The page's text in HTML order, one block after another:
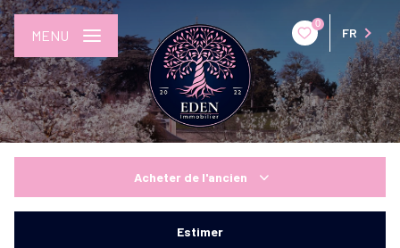
0
FR
MENU
Acheter de l'ancien
Estimer